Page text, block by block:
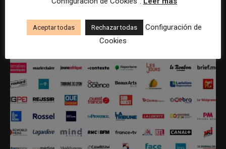
ÚLTIMOS ARTÍCULOS
Aceptar todas Rechazar todas
Configuración de
Cookies